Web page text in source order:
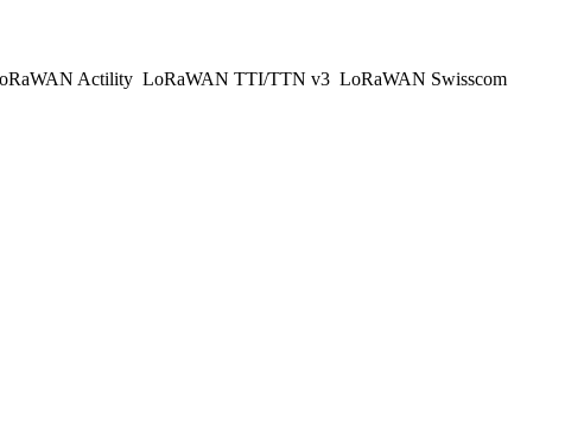
Actility LoRaWAN TTI/TTN v3 LoRaWAN Swisscom